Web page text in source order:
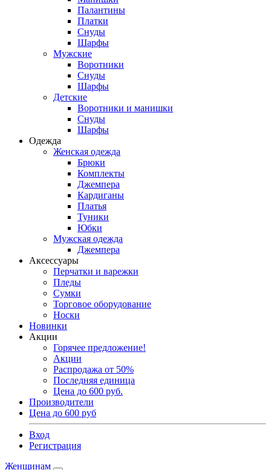
Палантины
Платки
Снуды
Шарфы
Мужские
Воротники
Снуды
Шарфы
Детские
Воротники и манишки
Снуды
Шарфы
Одежда
Женская одежда
Брюки
Комплекты
Джемпера
Кардиганы
Платья
Туники
Юбки
Мужская одежда
Джемпера
Аксессуары
Перчатки и варежки
Пледы
Сумки
Торговое оборудование
Носки
Новинки
Акции
Горячее предложение!
Акции
Распродажа от 50%
Последняя единица
Цена до 600 руб.
Производители
Цена до 600 руб
Вход
Регистрация
Женщинам